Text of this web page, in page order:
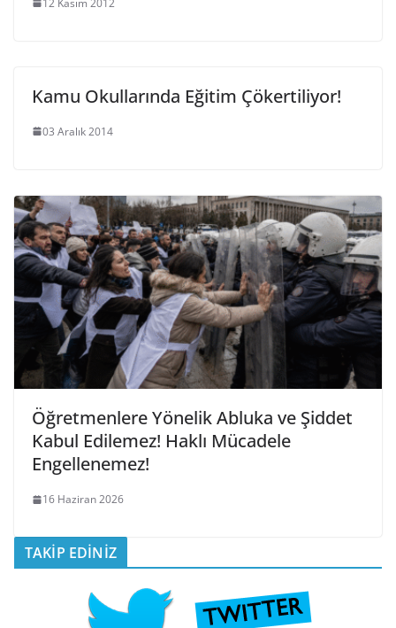
Kamu Okullarında Eğitim Çökertiliyor!
03 Aralık 2014
Öğretmenlere Yönelik Abluka ve Şiddet
Kabul Edilemez! Haklı Mücadele
Engellenemez!
16 Haziran 2026
TAKİP EDİNİZ